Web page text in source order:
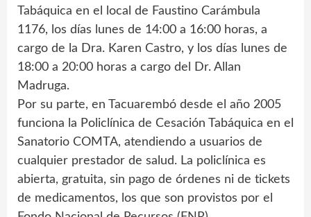
Tabáquica en el local de Faustino Carámbula
1176, los días lunes de 14:00 a 16:00 horas, a
cargo de la Dra. Karen Castro, y los días lunes de
18:00 a 20:00 horas a cargo del Dr. Allan
Madruga.
Por su parte, en Tacuarembó desde el año 2005
funciona la Policlínica de Cesación Tabáquica en el
Sanatorio COMTA, atendiendo a usuarios de
cualquier prestador de salud. La policlínica es
abierta, gratuita, sin pago de órdenes ni de tickets
de medicamentos, los que son provistos por el